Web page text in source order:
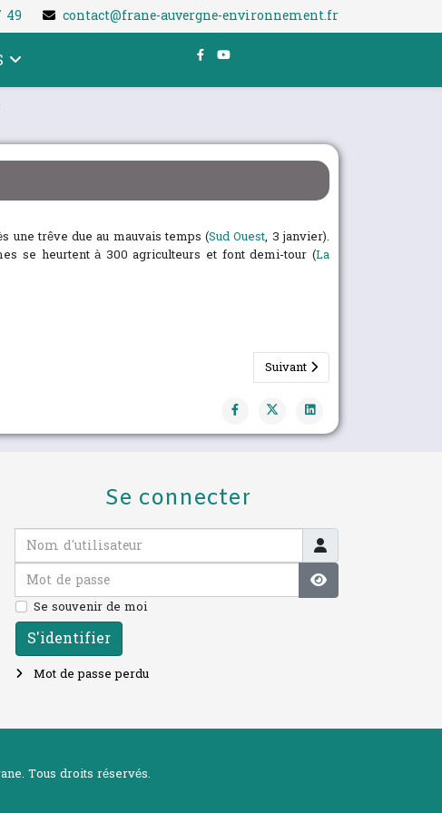
49 contact@frane-auvergne-environnement.fr
une trêve due au mauvais temps (Sud Ouest, 3 janvier).
se heurtent à 300 agriculteurs et font demi-tour (La
Article suivant : COP 24 : Les
Suivant
Se connecter
Nom d'utilisateur
Mot de passe
Afficher le mot
Se souvenir de moi
S'identifier
Mot de passe perdu
Tous droits réservés.